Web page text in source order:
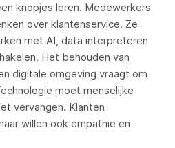
knopjes leren. Medewerkers
over klantenservice. Ze
met AI, data interpreteren
Het behouden van
digitale omgeving vraagt om
moet menselijke
vervangen. Klanten
willen ook empathie en